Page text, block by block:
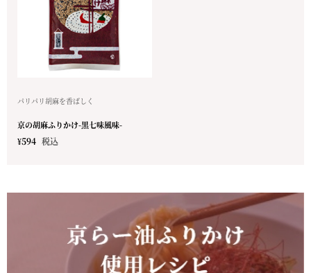
パリパリ胡麻を香ばしく
京の胡麻ふりかけ-黒七味風味-
¥594 税込